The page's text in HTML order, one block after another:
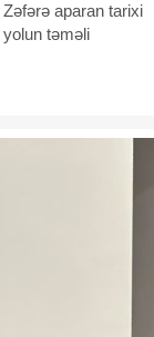
Zəfərə aparan tarixi
yolun təməli